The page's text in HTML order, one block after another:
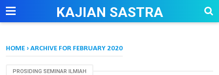
--> KAJIAN SASTRA
HOME › ARCHIVE FOR FEBRUARY 2020
PROSIDING SEMINAR ILMIAH